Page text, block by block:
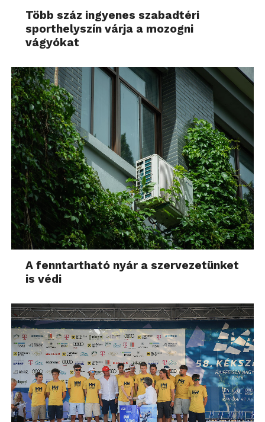
Több száz ingyenes szabadtéri
sporthelyszín várja a mozogni
vágyókat
A fenntartható nyár a szervezetünket
is védi